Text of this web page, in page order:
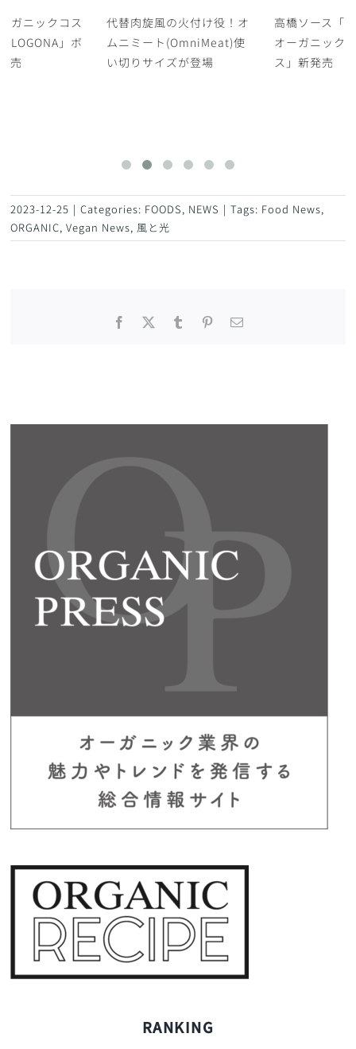
ガニックコス
LOGONA」ボ
売
代替肉旋風の火付け役！オ
ムニミート(OmniMeat)使
い切りサイズが登場
高橋ソース「
オーガニック
ス」新発売
2023-12-25 | Categories: FOODS, NEWS | Tags: Food News,
ORGANIC,Vegan News, 風と光
Facebook TumblrPinterest
電
RANKING